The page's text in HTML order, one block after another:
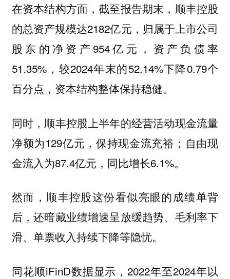
在资本结构方面，截至报告期末，顺丰控股
的总资产规模达2182亿元，归属于上市公司
股东的净资产954亿元，资产负债率
51.35%，较2024年末的52.14%下降0.79个
百分点，资本结构整体保持稳健。
同时，顺丰控股上半年的经营活动现金流量
净额为129亿元，保持现金流充裕；自由现
金流入为87.4亿元，同比增长6.1%。
然而，顺丰控股这份看似亮眼的成绩单背
后，还暗藏业绩增速呈放缓趋势、毛利率下
滑、单票收入持续下降等隐忧。
同花顺iFinD数据显示，2022年至2024年以